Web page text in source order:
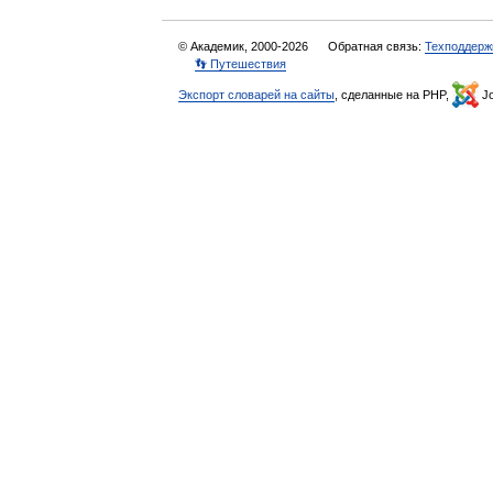
© Академик, 2000-2026 Обратная связь:
👣 Путешествия
Экспорт словарей на сайты , сделанные на PHP,